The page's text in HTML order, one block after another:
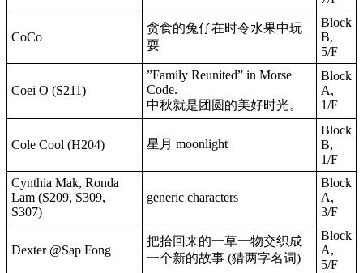
CoCo
贪食的兔仔在时令水果中玩
耍
Block
B,
5/F
Coei O (S211)
”Family Reunited” in Morse
Code.
中秋就是团圆的美好时光。
Block
A,
1/F
Cole Cool (H204) 星月 moonlight
Block
B,
1/F
Cynthia Mak, Ronda
Lam (S209, S309,
S307)
generic characters
Block
A,
3/F
Dexter @Sap Fong
把拾回来的一草一物交织成
一个新的故事 (猜两字名词)
Block
A,
5/F